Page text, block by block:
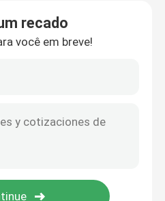
recado
você em breve!